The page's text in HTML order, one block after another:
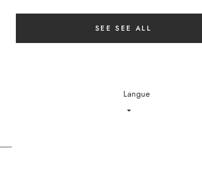
SEE SEE ALL
Langue
Language